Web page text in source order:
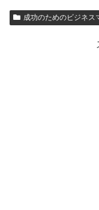
成功のためのビジネス